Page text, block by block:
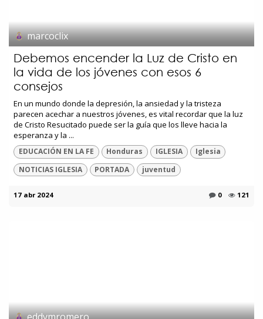
marcoclix
Debemos encender la Luz de Cristo en
la vida de los jóvenes con esos 6
consejos
En un mundo donde la depresión, la ansiedad y la tristeza
parecen acechar a nuestros jóvenes, es vital recordar que la luz
de Cristo Resucitado puede ser la guía que los lleve hacia la
esperanza y la ...
EDUCACIÓN EN LA FE Honduras IGLESIA
Iglesia
NOTICIAS IGLESIA
PORTADA juventud
17 abr 2024 0 121